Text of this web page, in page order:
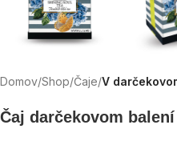
Domov Shop Čaje V
Čaj darčekovom balení